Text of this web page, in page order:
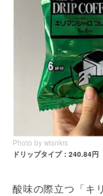
Photo by wtsnkrs
ドリップタイプ：240.84円
酸味の際立つ「キ